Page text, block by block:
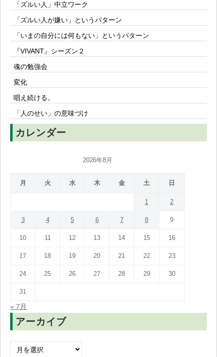
「ズルい人」中立ワーク
「ズルい人が嫌い」というパターン
「いまの自分には何もない」というパターン
『VIVANT』シーズン２
魂の勉強会
変化
唱え続ける。
「人のせい」の意味づけ
カレンダー
2026年8月
月 火 水 木 金 土 日
1 2
3 4 5 6 7 8 9
10 11 12 13 14 15 16
17 18 19 20 21 22 23
24 25 26 27 28 29 30
31
« 7月
アーカイブ